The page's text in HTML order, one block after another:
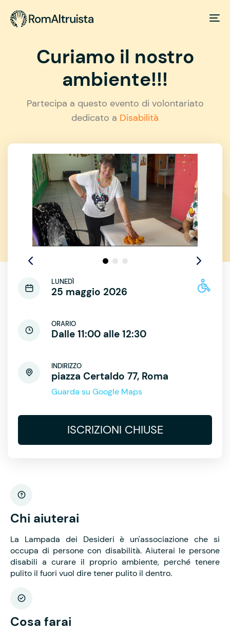
Curiamo il nostro
ambiente!!!
Partecipa a questo evento di volontariato
dedicato a Disabilità
LUNEDÌ
25 maggio 2026
ORARIO
Dalle 11:00 alle 12:30
INDIRIZZO
piazza Certaldo 77, Roma
Guarda su Google Maps
ISCRIZIONI CHIUSE
Chi aiuterai
La Lampada dei Desideri è un'associazione che si
occupa di persone con disabilità. Aiuterai le persone
disabili a curare il proprio ambiente, perché tenere
pulito il fuori vuol dire tener pulito il dentro.
Cosa farai